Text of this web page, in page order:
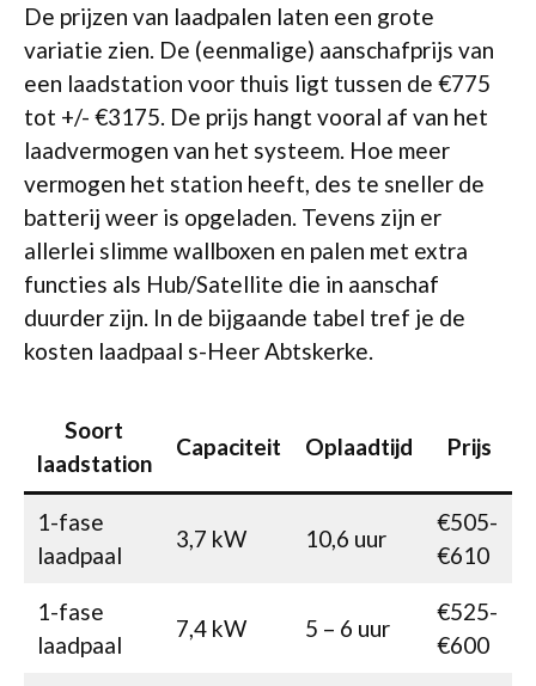
De prijzen van laadpalen laten een grote
variatie zien. De (eenmalige) aanschafprijs van
een laadstation voor thuis ligt tussen de €775
tot +/- €3175. De prijs hangt vooral af van het
laadvermogen van het systeem. Hoe meer
vermogen het station heeft, des te sneller de
batterij weer is opgeladen. Tevens zijn er
allerlei slimme wallboxen en palen met extra
functies als Hub/Satellite die in aanschaf
duurder zijn. In de bijgaande tabel tref je de
kosten laadpaal s-Heer Abtskerke.
Soort
laadstation
Capaciteit Oplaadtijd Prijs
1-fase
laadpaal
3,7 kW 10,6 uur
€505-
€610
1-fase
laadpaal
7,4 kW 5 – 6 uur
€525-
€600